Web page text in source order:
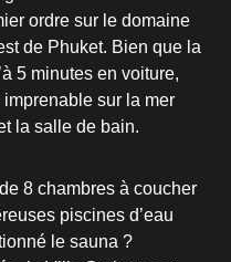
ordre sur le domaine
de Phuket. Bien que la
5 minutes en voiture,
sur la mer
la salle de bain.
8 chambres à coucher
piscines d’eau
le sauna ?